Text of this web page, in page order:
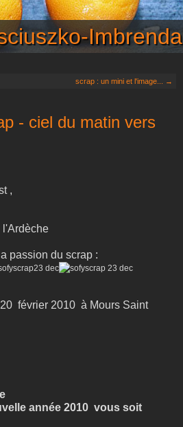
Imbrenda
scrap : un mini et l'image... →
- ciel du matin vers
,
l'Ardèche
passion du scrap :
février 2010 à Mours Saint
année 2010 vous soit